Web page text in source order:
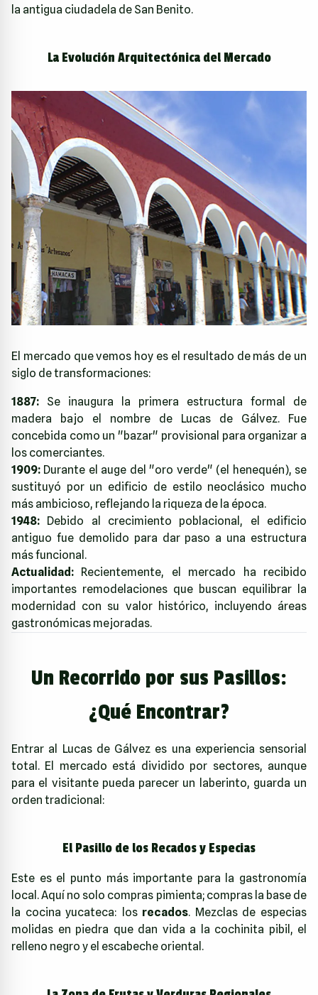
la antigua ciudadela de San Benito.
La Evolución Arquitectónica del Mercado
El mercado que vemos hoy es el resultado de más de un
siglo de transformaciones:
1887: Se inaugura la primera estructura formal de
madera bajo el nombre de Lucas de Gálvez. Fue
concebida como un "bazar" provisional para organizar a
los comerciantes.
1909: Durante el auge del "oro verde" (el henequén), se
sustituyó por un edificio de estilo neoclásico mucho
más ambicioso, reflejando la riqueza de la época.
1948: Debido al crecimiento poblacional, el edificio
antiguo fue demolido para dar paso a una estructura
más funcional.
Actualidad: Recientemente, el mercado ha recibido
importantes remodelaciones que buscan equilibrar la
modernidad con su valor histórico, incluyendo áreas
gastronómicas mejoradas.
Un Recorrido por sus Pasillos:
¿Qué Encontrar?
Entrar al Lucas de Gálvez es una experiencia sensorial
total. El mercado está dividido por sectores, aunque
para el visitante pueda parecer un laberinto, guarda un
orden tradicional:
El Pasillo de los Recados y Especias
Este es el punto más importante para la gastronomía
local. Aquí no solo compras pimienta; compras la base de
la cocina yucateca: los recados. Mezclas de especias
molidas en piedra que dan vida a la cochinita pibil, el
relleno negro y el escabeche oriental.